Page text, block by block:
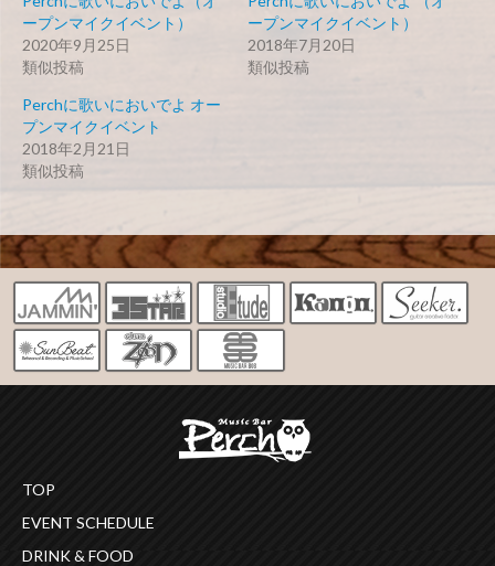
ープンマイクイベント）
2020年9月25日
類似投稿
ープンマイクイベント）
2018年7月20日
類似投稿
Perchに歌いにおいでよ オー
プンマイクイベント
2018年2月21日
類似投稿
TOP
EVENT SCHEDULE
DRINK & FOOD